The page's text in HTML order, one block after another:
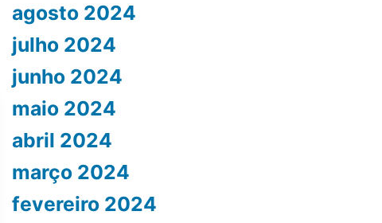
agosto 2024
julho 2024
junho 2024
maio 2024
abril 2024
março 2024
fevereiro 2024